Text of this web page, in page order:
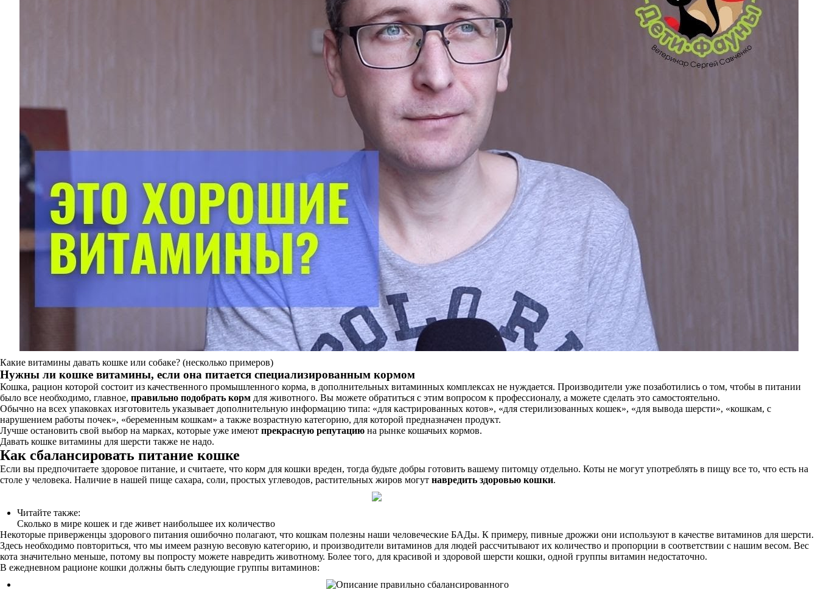
Какие витамины давать кошке или собаке? (несколько примеров)
Нужны ли кошке витамины, если она питается специализированным кормом
Кошка, рацион которой состоит из качественного промышленного корма, в дополнительных витаминных комплексах не нуждается. Производители уже позаботились о том, чтобы в питании
было все необходимо, главное, правильно подобрать корм для животного. Вы можете обратиться с этим вопросом к профессионалу, а можете сделать это самостоятельно.
Обычно на всех упаковках изготовитель указывает дополнительную информацию типа: «для кастрированных котов», «для стерилизованных кошек», «для вывода шерсти», «кошкам, с
нарушением работы почек», «беременным кошкам» а также возрастную категорию, для которой предназначен продукт.
Лучше остановить свой выбор на марках, которые уже имеют прекрасную репутацию на рынке кошачьих кормов.
Давать кошке витамины для шерсти также не надо.
Как сбалансировать питание кошке
Если вы предпочитаете здоровое питание, и считаете, что корм для кошки вреден, тогда будьте добры готовить вашему питомцу отдельно. Коты не могут употреблять в пищу все то, что есть на
столе у человека. Наличие в нашей пище сахара, соли, простых углеводов, растительных жиров могут навредить здоровью кошки.
Читайте также:
Сколько в мире кошек и где живет наибольшее их количество
Некоторые приверженцы здорового питания ошибочно полагают, что кошкам полезны наши человеческие БАДы. К примеру, пивные дрожжи они используют в качестве витаминов для шерсти.
Здесь необходимо повториться, что мы имеем разную весовую категорию, и производители витаминов для людей рассчитывают их количество и пропорции в соответствии с нашим весом. Вес
кота значительно меньше, потому вы попросту можете навредить животному. Более того, для красивой и здоровой шерсти кошки, одной группы витамин недостаточно.
В ежедневном рационе кошки должны быть следующие группы витаминов: